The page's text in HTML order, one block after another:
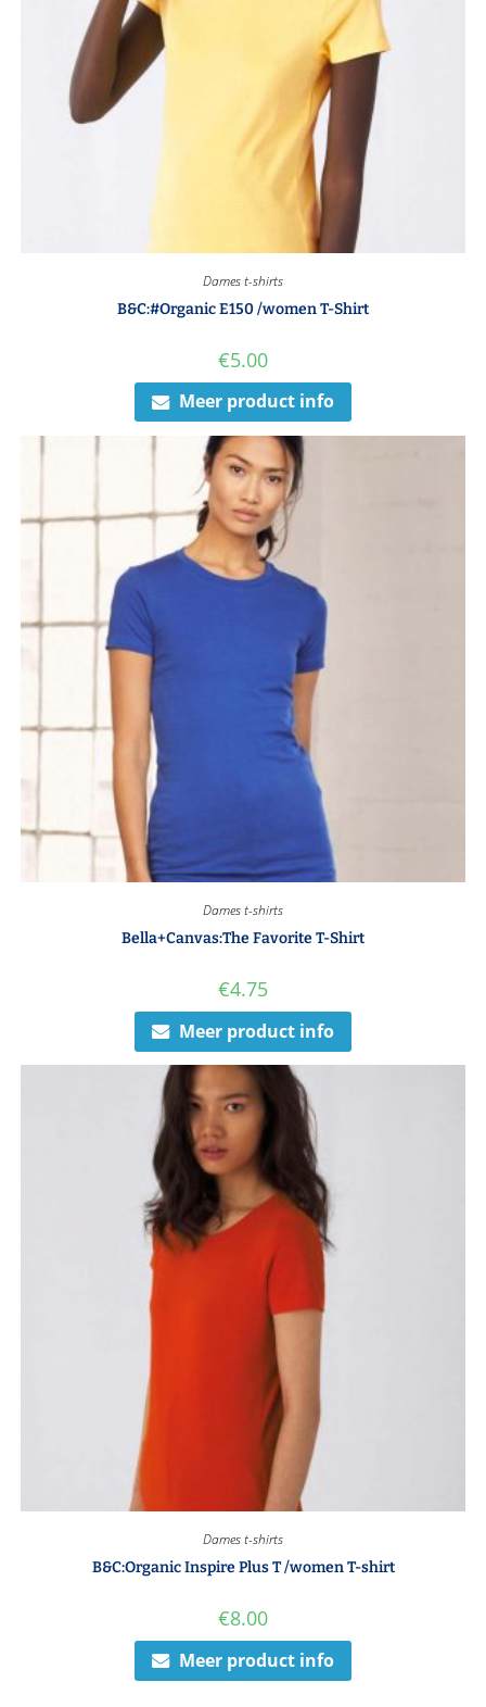
Dames t-shirts
B&C:#Organic E150 /women T-Shirt
€5.00
Meer product info
Dames t-shirts
Bella+Canvas:The Favorite T-Shirt
€4.75
Meer product info
Dames t-shirts
B&C:Organic Inspire Plus T /women T-shirt
€8.00
Meer product info